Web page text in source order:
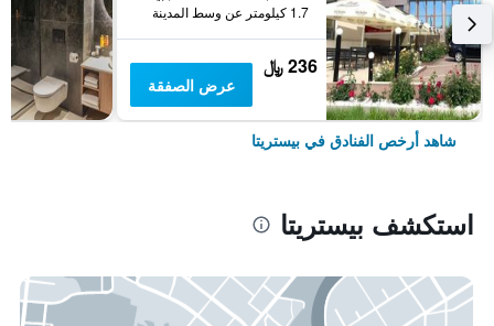
1.7 كيلومتر عن وسط المدينة
236 ﷼
عرض الصفقة
شاهد أرخص الفنادق في بيستريتا
استكشف بيستريتا